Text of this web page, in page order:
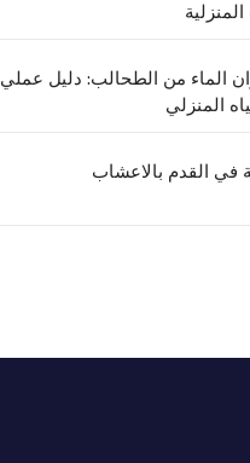
الماء من الطحالب: دليل عملي
المنزلي
في القدم بالاعشاب